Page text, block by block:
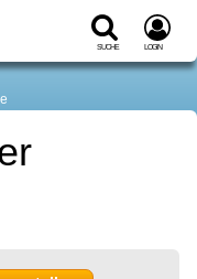
Suche Login